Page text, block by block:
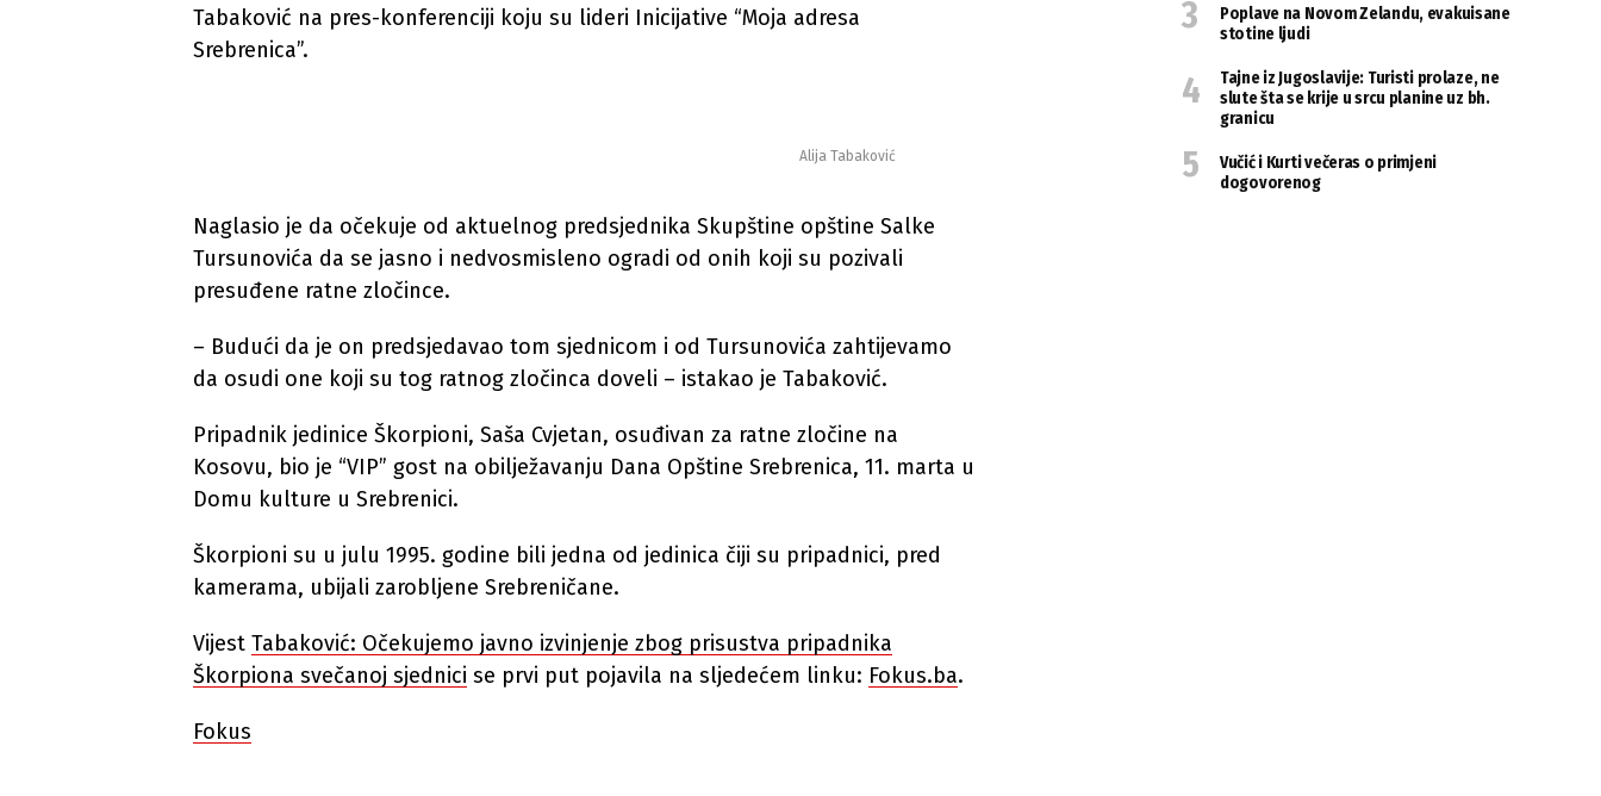
Tabaković na pres-konferenciji koju su lideri Inicijative “Moja adresa
Srebrenica”.
Alija Tabaković
Naglasio je da očekuje od aktuelnog predsjednika Skupštine opštine Salke
Tursunovića da se jasno i nedvosmisleno ogradi od onih koji su pozivali
presuđene ratne zločince.
– Budući da je on predsjedavao tom sjednicom i od Tursunovića zahtijevamo
da osudi one koji su tog ratnog zločinca doveli – istakao je Tabaković.
Pripadnik jedinice Škorpioni, Saša Cvjetan, osuđivan za ratne zločine na
Kosovu, bio je “VIP” gost na obilježavanju Dana Opštine Srebrenica, 11. marta u
Domu kulture u Srebrenici.
Škorpioni su u julu 1995. godine bili jedna od jedinica čiji su pripadnici, pred
kamerama, ubijali zarobljene Srebreničane.
Vijest Tabaković: Očekujemo javno izvinjenje zbog prisustva pripadnika
Škorpiona svečanoj sjednici se prvi put pojavila na sljedećem linku: Fokus.ba.
Fokus
Poplave na Novom Zelandu, evakuisane
stotine ljudi
Tajne iz Jugoslavije: Turisti prolaze, ne
slute šta se krije u srcu planine uz bh.
granicu
Vučić i Kurti večeras o primjeni
dogovorenog